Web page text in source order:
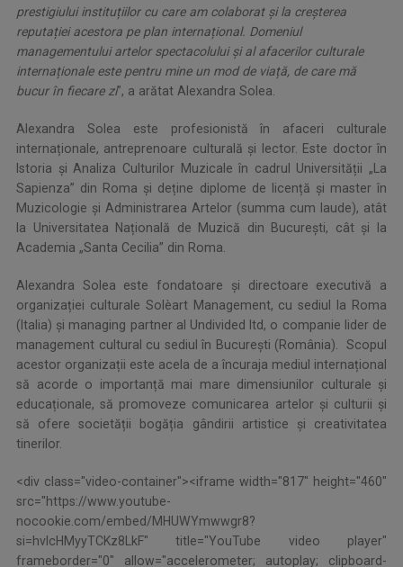
prestigiului instituțiilor cu care am colaborat și la creșterea
reputației acestora pe plan internațional. Domeniul
managementului artelor spectacolului și al afacerilor culturale
internaționale este pentru mine un mod de viață, de care mă
bucur în fiecare zi”, a arătat Alexandra Solea.
Alexandra Solea este profesionistă în afaceri culturale
internaționale, antreprenoare culturală și lector. Este doctor în
Istoria și Analiza Culturilor Muzicale în cadrul Universității „La
Sapienza” din Roma și deține diplome de licență și master în
Muzicologie și Administrarea Artelor (summa cum laude), atât
la Universitatea Națională de Muzică din București, cât și la
Academia „Santa Cecilia” din Roma.
Alexandra Solea este fondatoare și directoare executivă a
organizației culturale Solèart Management, cu sediul la Roma
(Italia) și managing partner al Undivided ltd, o companie lider de
management cultural cu sediul în București (România). Scopul
acestor organizații este acela de a încuraja mediul internațional
să acorde o importanță mai mare dimensiunilor culturale și
educaționale, să promoveze comunicarea artelor și culturii și
să ofere societății bogăția gândirii artistice și creativitatea
tinerilor.
<div class="video-container"><iframe width="817" height="460"
src="https://www.youtube-
nocookie.com/embed/MHUWYmwwgr8?
si=hvIcHMyyTCKz8LkF" title="YouTube video player"
frameborder="0" allow="accelerometer; autoplay; clipboard-